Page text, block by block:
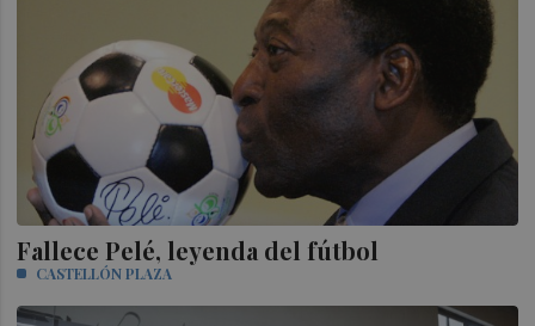
Fallece Pelé, leyenda del fútbol
CASTELLÓN PLAZA